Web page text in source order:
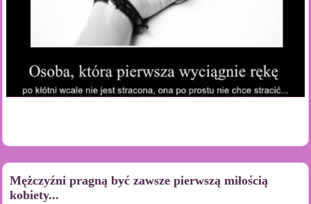
Mężczyźni pragną być zawsze pierwszą miłością
kobiety...